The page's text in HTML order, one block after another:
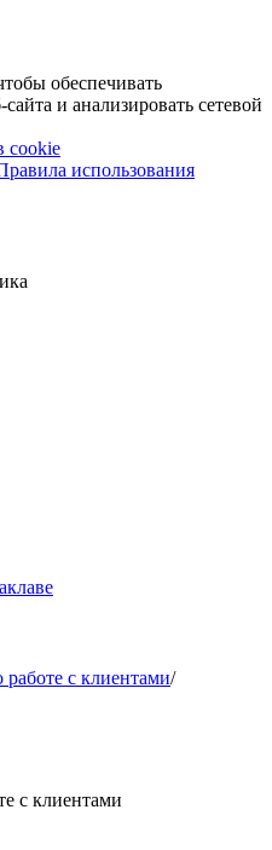
обеспечивать
и анализировать сетевой
cookie
использования
работе с клиентами/
с клиентами